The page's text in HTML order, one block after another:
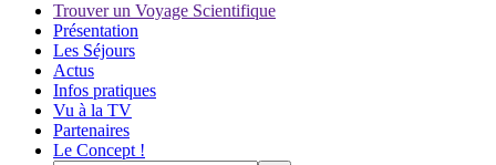
Trouver un Voyage Scientifique
Présentation
Les Séjours
Actus
Infos pratiques
Vu à la TV
Partenaires
Le Concept !